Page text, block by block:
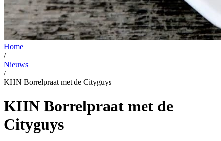
Home
/
Nieuws
/
KHN Borrelpraat met de Cityguys
KHN Borrelpraat met de
Cityguys